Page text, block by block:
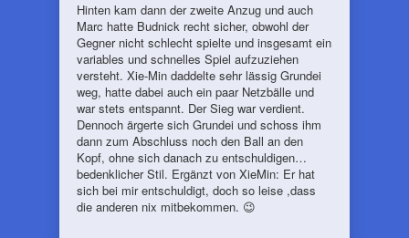
Hinten kam dann der zweite Anzug und auch
Marc hatte Budnick recht sicher, obwohl der
Gegner nicht schlecht spielte und insgesamt ein
variables und schnelles Spiel aufzuziehen
versteht. Xie-Min daddelte sehr lässig Grundei
weg, hatte dabei auch ein paar Netzbälle und
war stets entspannt. Der Sieg war verdient.
Dennoch ärgerte sich Grundei und schoss ihm
dann zum Abschluss noch den Ball an den
Kopf, ohne sich danach zu entschuldigen…
bedenklicher Stil. Ergänzt von XieMin: Er hat
sich bei mir entschuldigt, doch so leise ,dass
die anderen nix mitbekommen. 😉